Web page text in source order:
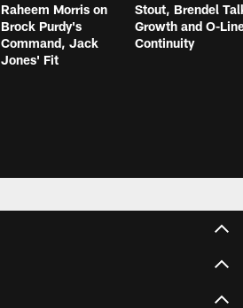
Raheem Morris on
Brock Purdy's
Command, Jack
Jones' Fit
Stout, Brendel
Growth and O-
Continuity